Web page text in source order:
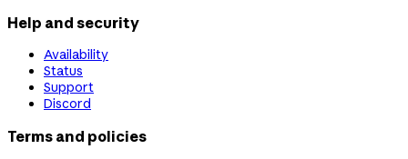
Help and security
Availability
Status
Support
Discord
Terms and policies